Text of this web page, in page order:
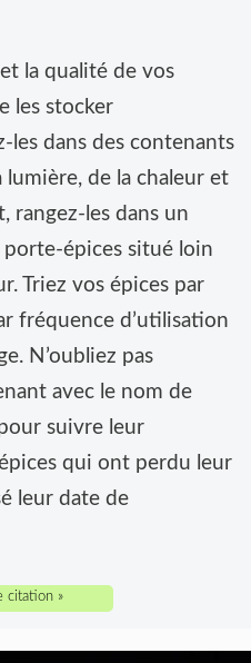
la qualité de vos
les stocker
les dans des contenants
lumière, de la chaleur et
rangez-les dans un
épices situé loin
Triez vos épices par
fréquence d’utilisation
N’oubliez pas
avec le nom de
pour suivre leur
qui ont perdu leur
leur date de
citation »